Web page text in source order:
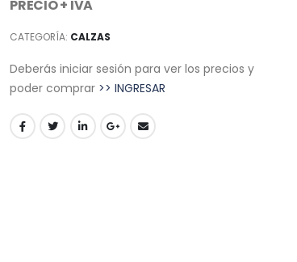
PRECIO + IVA
CATEGORÍA: CALZAS
Deberás iniciar sesión para ver los precios y
poder comprar >> INGRESAR